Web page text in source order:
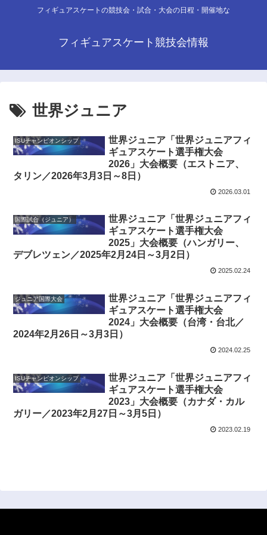
フィギュアスケートの競技会・試合・大会の日程・開催地な
フィギュアスケート競技会情報
世界ジュニア
ISUチャンピオンシップ
世界ジュニア「世界ジュニアフィ
ギュアスケート選手権大会
2026」大会概要（エストニア、
タリン／2026年3月3日～8日）
2026.03.01
国際試合（ジュニア）
世界ジュニア「世界ジュニアフィ
ギュアスケート選手権大会
2025」大会概要（ハンガリー、
デブレツェン／2025年2月24日～3月2日）
2025.02.24
ジュニア国際大会
世界ジュニア「世界ジュニアフィ
ギュアスケート選手権大会
2024」大会概要（台湾・台北／
2024年2月26日～3月3日）
2024.02.25
ISUチャンピオンシップ
世界ジュニア「世界ジュニアフィ
ギュアスケート選手権大会
2023」大会概要（カナダ・カル
ガリー／2023年2月27日～3月5日）
2023.02.19